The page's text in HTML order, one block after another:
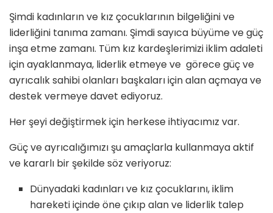
Şimdi kadınların ve kız çocuklarının bilgeliğini ve
liderliğini tanıma zamanı. Şimdi sayıca büyüme ve güç
inşa etme zamanı. Tüm kız kardeşlerimizi iklim adaleti
için ayaklanmaya, liderlik etmeye ve görece güç ve
ayrıcalık sahibi olanları başkaları için alan açmaya ve
destek vermeye davet ediyoruz.
Her şeyi değiştirmek için herkese ihtiyacımız var.
Güç ve ayrıcalığımızı şu amaçlarla kullanmaya aktif
ve kararlı bir şekilde söz veriyoruz:
Dünyadaki kadınları ve kız çocuklarını, iklim
hareketi içinde öne çıkıp alan ve liderlik talep